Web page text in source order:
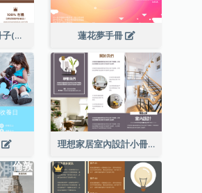
有機護膚產品小冊子(附詳細信息) 蓮花夢手冊
理想家居室內設計小冊子